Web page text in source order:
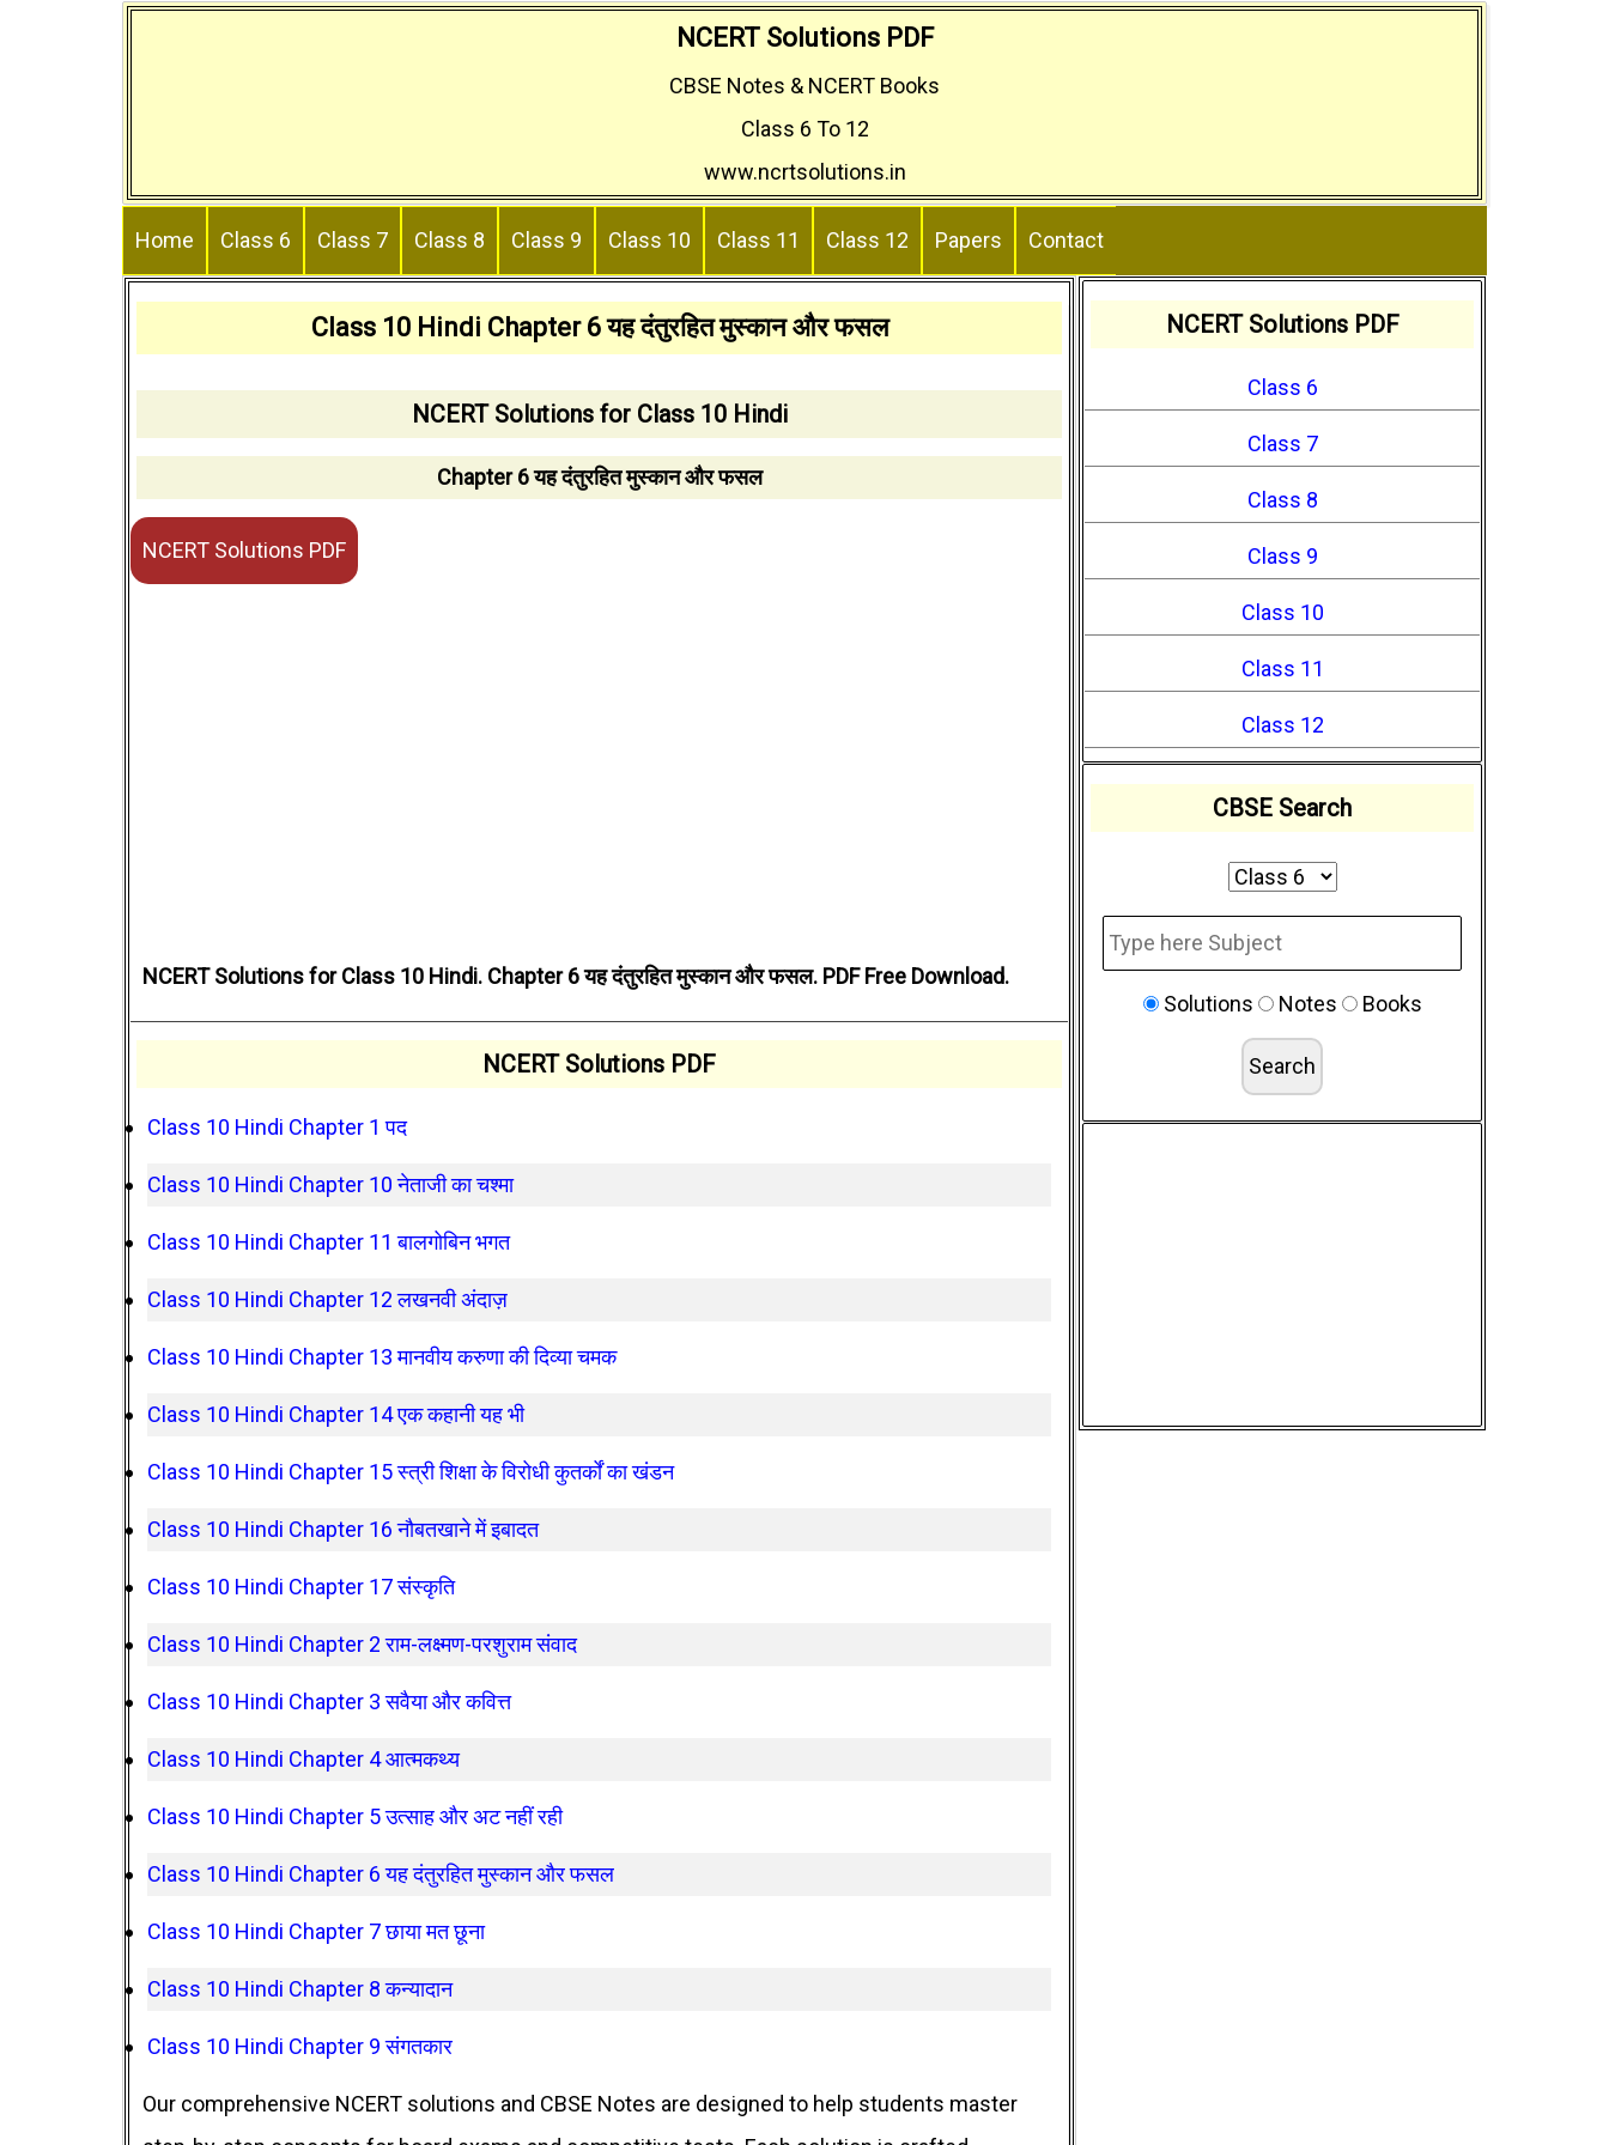
NCERT Solutions PDF
CBSE Notes & NCERT Books
Class 6 To 12
www.ncrtsolutions.in
Home Class 6 Class 7 Class 8 Class 9 Class 10 Class 11 Class 12 Papers Contact
Class 10 Hindi Chapter 6 यह दंतुरहित मुस्कान और फसल
NCERT Solutions for Class 10 Hindi
Chapter 6 यह दंतुरहित मुस्कान और फसल
NCERT Solutions PDF
NCERT Solutions for Class 10 Hindi. Chapter 6 यह दंतुरहित मुस्कान और फसल. PDF Free Download.
NCERT Solutions PDF
Class 10 Hindi Chapter 1 पद
Class 10 Hindi Chapter 10 नेताजी का चश्मा
Class 10 Hindi Chapter 11 बालगोबिन भगत
Class 10 Hindi Chapter 12 लखनवी अंदाज़
Class 10 Hindi Chapter 13 मानवीय करुणा की दिव्या चमक
Class 10 Hindi Chapter 14 एक कहानी यह भी
Class 10 Hindi Chapter 15 स्त्री शिक्षा के विरोधी कुतर्कों का खंडन
Class 10 Hindi Chapter 16 नौबतखाने में इबादत
Class 10 Hindi Chapter 17 संस्कृति
Class 10 Hindi Chapter 2 राम-लक्ष्मण-परशुराम संवाद
Class 10 Hindi Chapter 3 सवैया और कवित्त
Class 10 Hindi Chapter 4 आत्मकथ्य
Class 10 Hindi Chapter 5 उत्साह और अट नहीं रही
Class 10 Hindi Chapter 6 यह दंतुरहित मुस्कान और फसल
Class 10 Hindi Chapter 7 छाया मत छूना
Class 10 Hindi Chapter 8 कन्यादान
Class 10 Hindi Chapter 9 संगतकार
Our comprehensive NCERT solutions and CBSE Notes are designed to help students master
NCERT Solutions PDF
Class 6
Class 7
Class 8
Class 9
Class 10
Class 11
Class 12
CBSE Search
Solutions Notes Books